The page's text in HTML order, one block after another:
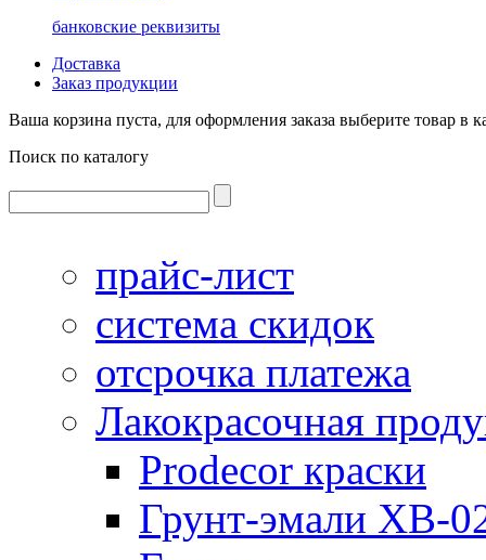
банковские реквизиты
Доставка
Заказ продукции
Ваша корзина пуста, для оформления заказа выберите товар в
Поиск по каталогу
прайс-лист
система скидок
отсрочка платежа
Лакокрасочная
Prodecor краски
Грунт-эмали ХВ-